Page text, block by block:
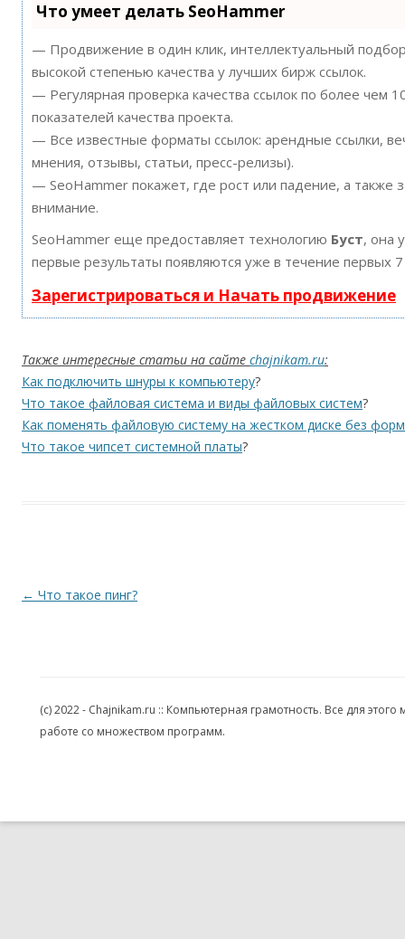
Что умеет делать SeoHammer
— Продвижение в один клик, интеллектуальный
высокой степенью качества у лучших бирж ссылок.
— Регулярная проверка качества ссылок по более чем
показателей качества проекта.
— Все известные форматы ссылок: арендные ссылки,
мнения, отзывы, статьи, пресс-релизы).
— SeoHammer покажет, где рост или падение, а также
внимание.
SeoHammer еще предоставляет технологию Буст, она
первые результаты появляются уже в течение первых
Зарегистрироваться и Начать продвижение
Также интересные статьи на сайте chajnikam.ru:
Как подключить шнуры к компьютеру?
Что такое файловая система и виды файловых систем?
Как поменять файловую систему на жестком диске без
Что такое чипсет системной платы?
Навигация по записям
← Что такое пинг?
(c) 2022 - Chajnikam.ru :: Компьютерная грамотность. Все для
работе со множеством программ.